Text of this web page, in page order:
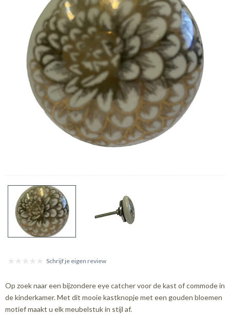
Schrijf je eigen review
Op zoek naar een bijzondere eye catcher voor de kast of commode in
de kinderkamer. Met dit mooie kastknopje met een gouden bloemen
motief maakt u elk meubelstuk in stijl af.